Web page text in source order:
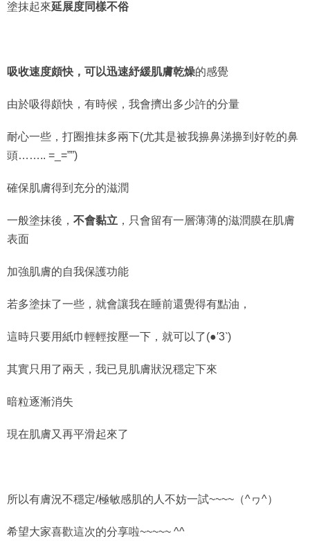
塗抹起來延展度同樣不俗
吸收速度頗快，可以迅速紓緩肌膚乾燥的感覺
由於吸得頗快，有時候，我會擠出多少許的分量
耐心一些，打圈推抹多兩下(尤其是被我擤鼻涕擤到好乾的鼻
頭…….. =_=””)
確保肌膚得到充分的滋潤
一般塗抹後， 不會黏立 ，只會留有一層薄薄的滋潤膜在肌膚
表面
加強肌膚的自我保護功能
若多塗抹了一些，就會讓我在睡前還覺得有點油，
這時只要用紙巾輕輕按壓一下，就可以了(●′3‵)
其實只用了兩天，我已見肌膚狀況穩定下來
暗粒逐漸消失
現在肌膚又再平滑起來了
所以有膚況不穩定/極敏感肌的人不妨一試~~~~（^ヮ^）
希望大家喜歡這次的分享啦~~~~~ ^^